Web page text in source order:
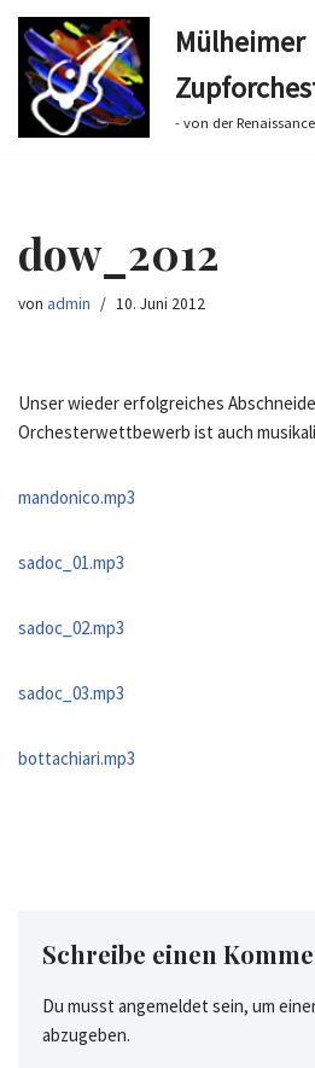
Zum
Inhalt
springen
Mülheimer
- von der
dow_2012
von admin 10. Juni 2012
Unser wieder erfolgreiches
Orchesterwettbewerb ist auch
mandonico.mp3
sadoc_01.mp3
sadoc_02.mp3
sadoc_03.mp3
bottachiari.mp3
Schreibe einen
Du musst angemeldet sein, um
abzugeben.